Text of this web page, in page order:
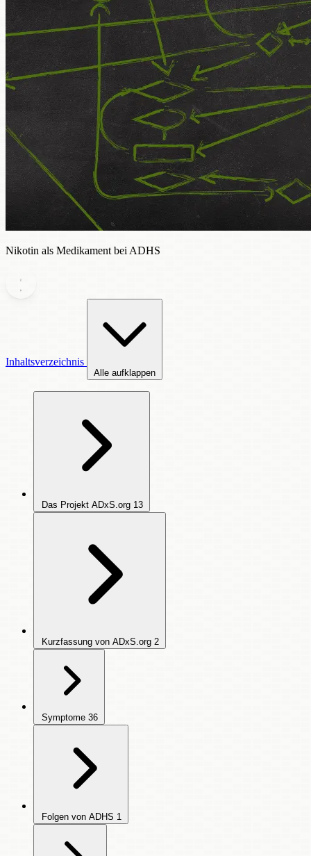
Nikotin als Medikament bei ADHS
Inhaltsverzeichnis
Alle aufklappen
Das Projekt ADxS.org 13
Kurzfassung von ADxS.org 2
Symptome 36
Folgen von ADHS 1